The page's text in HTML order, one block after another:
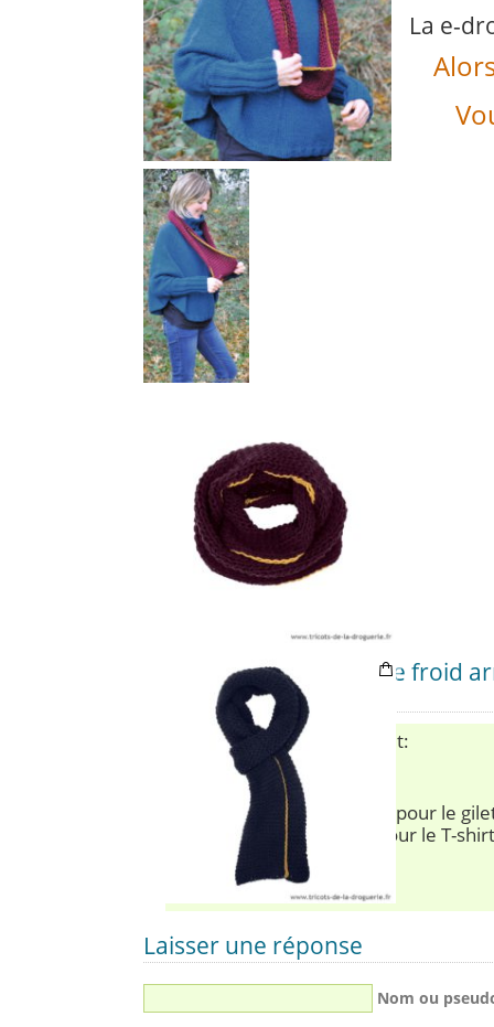
La e-
Un commentaire sur “Le froid
snood ?”
Mirabaud Anne a écrit:
24 février 2015 à 15:34
Bonjour,
pourrais je avoir un devis pour le
les mêmes couleurs et pour le T-
en taille 4 ans.
Merci d’avance
Laisser une réponse
Nom ou